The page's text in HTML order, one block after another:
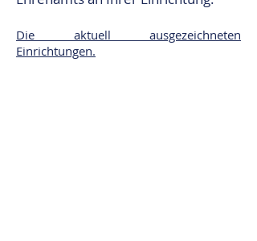
Die aktuell ausgezeichneten
Einrichtungen.